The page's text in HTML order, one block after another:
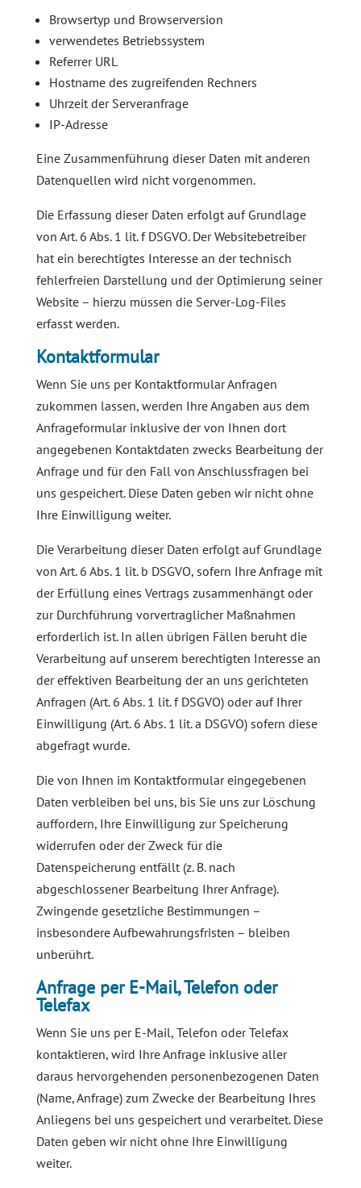
Browsertyp und Browserversion
verwendetes Betriebssystem
Referrer URL
Hostname des zugreifenden Rechners
Uhrzeit der Serveranfrage
IP-Adresse
Eine Zusammenführung dieser Daten mit anderen
Datenquellen wird nicht vorgenommen.
Die Erfassung dieser Daten erfolgt auf Grundlage
von Art. 6 Abs. 1 lit. f DSGVO. Der Websitebetreiber
hat ein berechtigtes Interesse an der technisch
fehlerfreien Darstellung und der Optimierung seiner
Website – hierzu müssen die Server-Log-Files
erfasst werden.
Kontaktformular
Wenn Sie uns per Kontaktformular Anfragen
zukommen lassen, werden Ihre Angaben aus dem
Anfrageformular inklusive der von Ihnen dort
angegebenen Kontaktdaten zwecks Bearbeitung der
Anfrage und für den Fall von Anschlussfragen bei
uns gespeichert. Diese Daten geben wir nicht ohne
Ihre Einwilligung weiter.
Die Verarbeitung dieser Daten erfolgt auf Grundlage
von Art. 6 Abs. 1 lit. b DSGVO, sofern Ihre Anfrage mit
der Erfüllung eines Vertrags zusammenhängt oder
zur Durchführung vorvertraglicher Maßnahmen
erforderlich ist. In allen übrigen Fällen beruht die
Verarbeitung auf unserem berechtigten Interesse an
der effektiven Bearbeitung der an uns gerichteten
Anfragen (Art. 6 Abs. 1 lit. f DSGVO) oder auf Ihrer
Einwilligung (Art. 6 Abs. 1 lit. a DSGVO) sofern diese
abgefragt wurde.
Die von Ihnen im Kontaktformular eingegebenen
Daten verbleiben bei uns, bis Sie uns zur Löschung
auffordern, Ihre Einwilligung zur Speicherung
widerrufen oder der Zweck für die
Datenspeicherung entfällt (z. B. nach
abgeschlossener Bearbeitung Ihrer Anfrage).
Zwingende gesetzliche Bestimmungen –
insbesondere Aufbewahrungsfristen – bleiben
unberührt.
Anfrage per E-Mail, Telefon oder
Telefax
Wenn Sie uns per E-Mail, Telefon oder Telefax
kontaktieren, wird Ihre Anfrage inklusive aller
daraus hervorgehenden personenbezogenen Daten
(Name, Anfrage) zum Zwecke der Bearbeitung Ihres
Anliegens bei uns gespeichert und verarbeitet. Diese
Daten geben wir nicht ohne Ihre Einwilligung
weiter.